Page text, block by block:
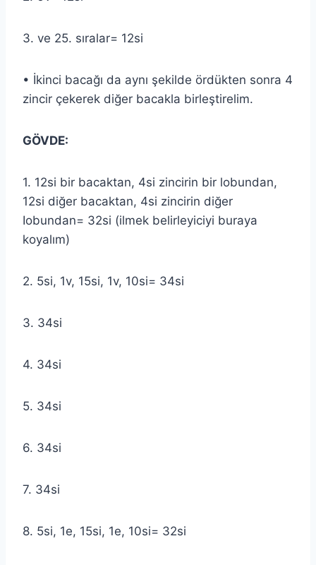
3. ve 25. sıralar= 12si
• İkinci bacağı da aynı şekilde ördükten sonra 4
zincir çekerek diğer bacakla birleştirelim.
GÖVDE:
1. 12si bir bacaktan, 4si zincirin bir lobundan,
12si diğer bacaktan, 4si zincirin diğer
Iobundan= 32si (ilmek belirleyiciyi buraya
koyalım)
2. 5si, 1v, 15si, 1v, 10si= 34si
3. 34si
4. 34si
5. 34si
6. 34si
7. 34si
8. 5si, 1e, 15si, 1e, 10si= 32si